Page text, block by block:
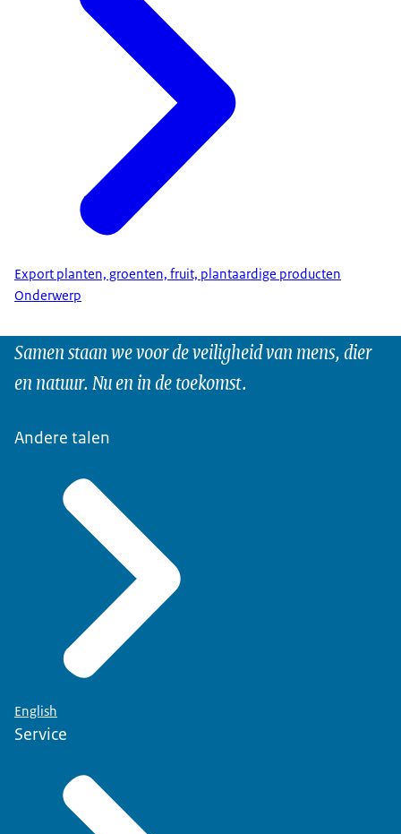
Export planten, groenten, fruit, plantaardige producten
Onderwerp
Samen staan we voor de veiligheid van mens, dier
en natuur. Nu en in de toekomst.
Andere talen
English
Service